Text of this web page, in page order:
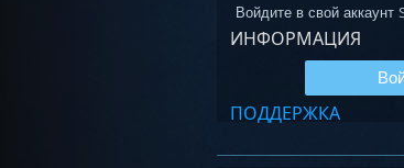
ИНФОРМАЦИЯ
ПОДДЕРЖКА
Войдите в свой аккаунт